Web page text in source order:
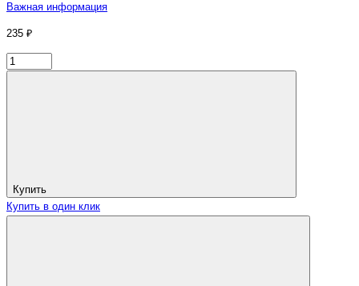
Важная информация
235 ₽
Купить
Купить в один клик